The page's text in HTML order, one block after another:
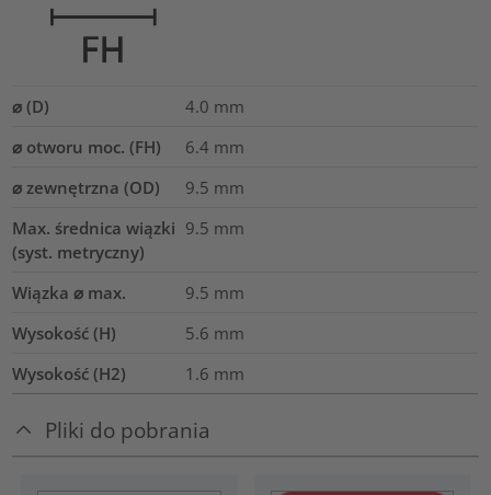
⌀ (D) 4.0 mm
⌀ otworu moc. (FH)
6.4 mm
⌀ zewnętrzna (OD)
9.5 mm
Max. średnica wiązki
(syst. metryczny)
9.5 mm
Wiązka ⌀ max. 9.5 mm
Wysokość (H)
5.6 mm
Wysokość (H2)
1.6 mm
Pliki do pobrania